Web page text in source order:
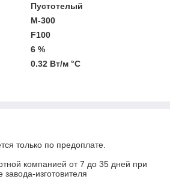
Пустотелый
М-300
F100
6 %
0.32 Вт/м °С
только по предоплате.
компанией от 7 до 35 дней при
изготовителя